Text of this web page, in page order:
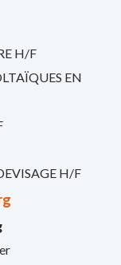
H/F
EN
H/F